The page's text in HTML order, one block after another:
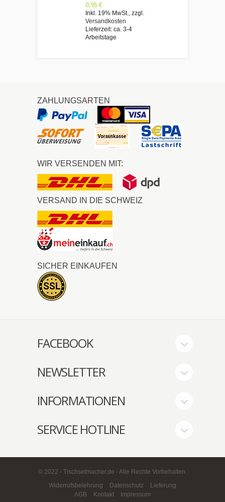
0,95 €
Inkl. 19% MwSt., zzgl.
Versandkosten
Lieferzeit: ca. 3-4
Arbeitstage
ZAHLUNGSARTEN
WIR VERSENDEN MIT:
VERSAND IN DIE SCHWEIZ
SICHER EINKAUFEN
FACEBOOK
NEWSLETTER
INFORMATIONEN
SERVICE HOTLINE
© 2022 - Tischsetmacher.de - Alle Rechte Vorbehalten.
Widerrufsbelehrung
Datenschutz
Lieferung
AGB
Kontakt Impressum